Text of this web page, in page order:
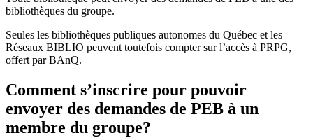
bibliothèques du groupe.
Seules les bibliothèques publiques autonomes du Québec et les
Réseaux BIBLIO peuvent toutefois compter sur l’accès à PRPG,
offert par BAnQ.
Comment s’inscrire pour pouvoir
envoyer des demandes de PEB à un
membre du groupe?